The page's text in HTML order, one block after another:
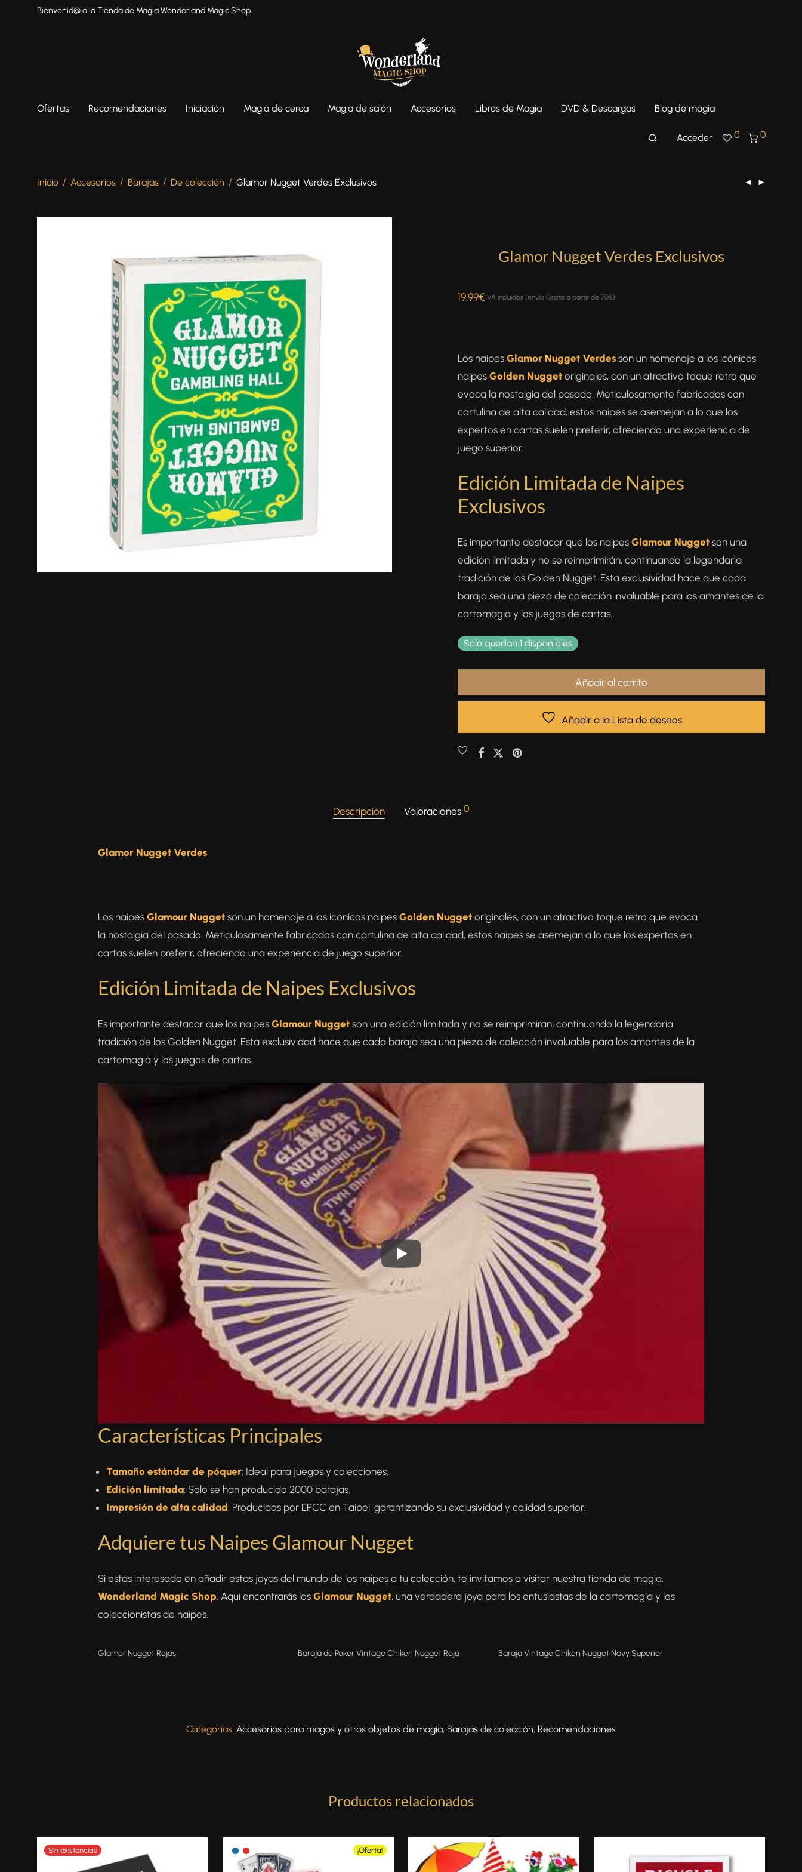
Bienvenid@ a la Tienda de Magia Wonderland Magic Shop
Ofertas Recomendaciones Iniciación Magia de cerca Magia de salón Accesorios Libros de Magia DVD & Descargas Blog de magia
Acceder 0 0
Inicio / Accesorios / Barajas / De colección / Glamor Nugget Verdes Exclusivos
Glamor Nugget Verdes Exclusivos
19.99€IVA incluidos (envío Gratis a partir de 70€)
Los naipes Glamor Nugget Verdes son un homenaje a los icónicos
naipes Golden Nugget originales, con un atractivo toque retro que
evoca la nostalgia del pasado. Meticulosamente fabricados con
cartulina de alta calidad, estos naipes se asemejan a lo que los
expertos en cartas suelen preferir, ofreciendo una experiencia de
juego superior.
Edición Limitada de Naipes
Exclusivos
Es importante destacar que los naipes Glamour Nugget son una
edición limitada y no se reimprimirán, continuando la legendaria
tradición de los Golden Nugget. Esta exclusividad hace que cada
baraja sea una pieza de colección invaluable para los amantes de la
cartomagia y los juegos de cartas.
Solo quedan 1 disponibles
Añadir al carrito
Añadir a la Lista de deseos
Descripción Valoraciones 0
Glamor Nugget Verdes
Los naipes Glamour Nugget son un homenaje a los icónicos naipes Golden Nugget originales, con un atractivo toque retro que evoca
la nostalgia del pasado. Meticulosamente fabricados con cartulina de alta calidad, estos naipes se asemejan a lo que los expertos en
cartas suelen preferir, ofreciendo una experiencia de juego superior.
Edición Limitada de Naipes Exclusivos
Es importante destacar que los naipes Glamour Nugget son una edición limitada y no se reimprimirán, continuando la legendaria
tradición de los Golden Nugget. Esta exclusividad hace que cada baraja sea una pieza de colección invaluable para los amantes de la
cartomagia y los juegos de cartas.
Características Principales
Tamaño estándar de póquer: Ideal para juegos y colecciones.
Edición limitada: Solo se han producido 2000 barajas.
Impresión de alta calidad: Producidos por EPCC en Taipei, garantizando su exclusividad y calidad superior.
Adquiere tus Naipes Glamour Nugget
Si estás interesado en añadir estas joyas del mundo de los naipes a tu colección, te invitamos a visitar nuestra tienda de magia,
Wonderland Magic Shop. Aquí encontrarás los Glamour Nugget, una verdadera joya para los entusiastas de la cartomagia y los
coleccionistas de naipes.
Glamor Nugget Rojas Baraja de Poker Vintage Chiken Nugget Roja Baraja Vintage Chiken Nugget Navy Superior
Categorías: Accesorios para magos y otros objetos de magia, Barajas de colección, Recomendaciones
Productos relacionados
¡Oferta!